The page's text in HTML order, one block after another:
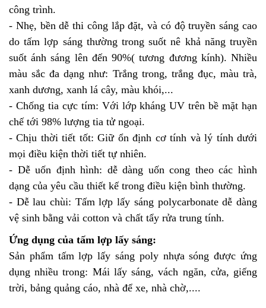
công trình.
- Nhẹ, bền dễ thi công lắp đặt, và có độ truyền sáng cao
do tấm lợp sáng thường trong suốt nê khả năng truyền
suốt ánh sáng lên đến 90%( tương đương kính). Nhiều
màu sắc đa dạng như: Trắng trong, trắng đục, màu trà,
xanh dương, xanh lá cây, màu khói,...
- Chống tia cực tím: Với lớp kháng UV trên bề mặt hạn
chế tới 98% lượng tia tử ngoại.
- Chịu thời tiết tốt: Giữ ổn định cơ tính và lý tính dưới
mọi điều kiện thời tiết tự nhiên.
- Dễ uốn định hình: dễ dàng uốn cong theo các hình
dạng của yêu cầu thiết kế trong điều kiện bình thường.
- Dễ lau chùi: Tấm lợp lấy sáng polycarbonate dễ dàng
vệ sinh bằng vải cotton và chất tẩy rửa trung tính.
Ứng dụng của tấm lợp lấy sáng:
Sản phẩm tấm lợp lấy sáng polynhựa sóng được ứng
dụng nhiều trong: Mái lấy sáng, vách ngăn, cửa, giếng
trời, bảng quảng cáo, nhà để xe, nhà chờ,....